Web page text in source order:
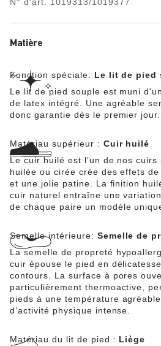
au long de la journée. Sa tige a
Matière
Fonction spéciale: Le lit de pied
Le lit de pied souple est muni
de latex intégré. Une agréable
donc garantie dès le premier jour.
Matériau supérieur : Cuir huilé
Le cuir huilé est l’un de nos
huilée ou cirée crée des effets
et une jolie patine. La finition
cuir naturel entraîne une
de chaque paire un modèle
Semelle intérieure: Semelle de
La semelle de propreté
cuir épouse le pied en
contours. La surface à pores
particulièrement thermoactive,
pieds à une température
d’activité physique intense.
Matériau du lit de pied : Liège